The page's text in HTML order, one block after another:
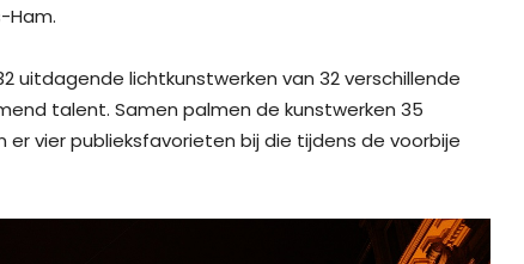
Ham.
uitdagende lichtkunstwerken van 32 verschillende
talent. Samen palmen de kunstwerken 35
vier publieksfavorieten bij die tijdens de voorbije